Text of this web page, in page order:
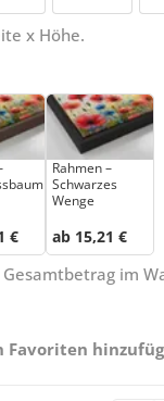
x Höhe.
€
Rahmen –
Schwarzes
Wenge
ab 15,21 €
im
Favoriten